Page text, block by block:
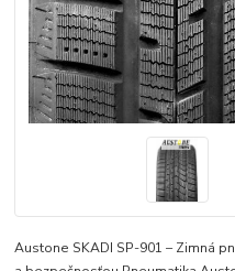
Austone SKADI SP-901 – Zimná